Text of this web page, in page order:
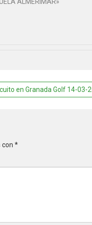
ALMERIMAR»
en Granada Golf 14-03-
con *